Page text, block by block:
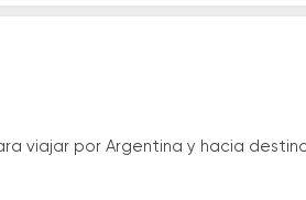
viajar por Argentina y hacia